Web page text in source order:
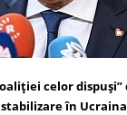
celor dispuși”
în Ucraina